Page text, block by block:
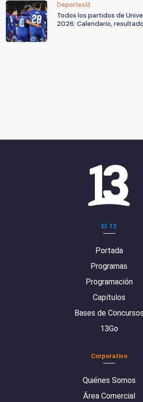
Deportes13
Todos los partidos de
2026: Calendario,
El 13
Portada
Programas
Programación
Capítulos
Bases de Concursos
13Go
Corporativo
Quiénes Somos
Área Comercial